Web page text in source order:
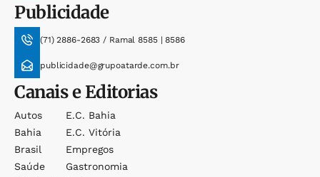
Publicidade
(71) 2886-2683 / Ramal 8585 | 8586
publicidade@grupoatarde.com.br
Canais e Editorias
Autos
Bahia
Brasil
Saúde
E.c. Bahia
E.c. Vitória
Empregos
Gastronomia